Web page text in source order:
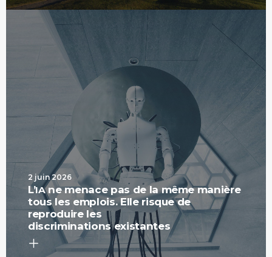
2 juin 2026
L’IAne menace pas de la même manière
tous les emplois. Elle risque de
reproduire les
discriminations existantes